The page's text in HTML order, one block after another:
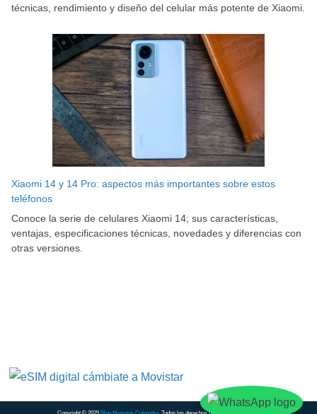
técnicas, rendimiento y diseño del celular más potente de Xiaomi.
Xiaomi 14 y 14 Pro: aspectos más importantes sobre estos
teléfonos
Conoce la serie de celulares Xiaomi 14; sus características,
ventajas, especificaciones técnicas, novedades y diferencias con
otras versiones.